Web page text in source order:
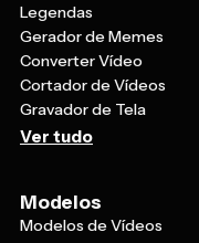
Legendas
Gerador de Memes
Converter Vídeo
Cortador de Vídeos
Gravador de Tela
Ver tudo
Modelos
Modelos de Vídeos